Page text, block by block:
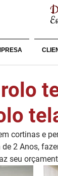
cortinas e
2 Anos,
seu